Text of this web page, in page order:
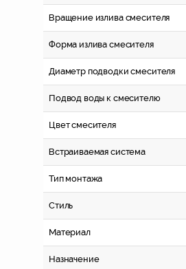
Вращение излива смесителя
Форма излива смесителя
Диаметр подводки смесителя
Подвод воды к смесителю
Цвет смесителя
Встраиваемая система
Тип монтажа
Стиль
Материал
Назначение